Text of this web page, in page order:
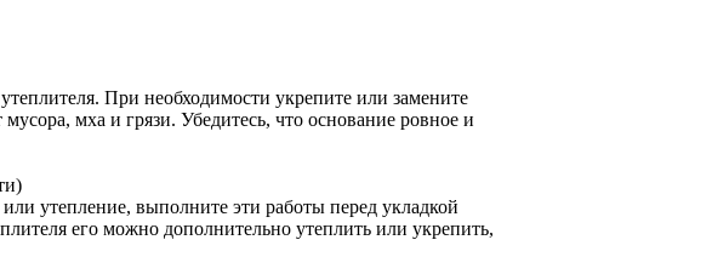
При необходимости укрепите или замените
мха и грязи. Убедитесь, что основание ровное и
утепление, выполните эти работы перед укладкой
его можно дополнительно утеплить или укрепить,